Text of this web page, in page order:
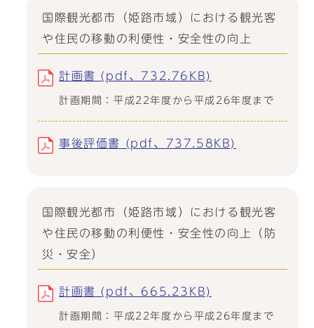
国際観光都市（姫路市域）における観光客
や住民の移動の利便性・安全性の向上
計画書 (pdf、732.76KB)
計画期間：平成22年度から平成26年度まで
事後評価書 (pdf、737.58KB)
国際観光都市（姫路市域）における観光客
や住民の移動の利便性・安全性の向上（防
災・安全）
計画書 (pdf、665.23KB)
計画期間：平成22年度から平成26年度まで